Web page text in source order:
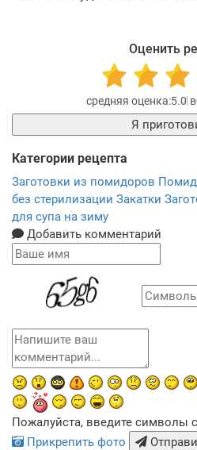
Оценить
5.0
Я
Категории рецепта
Заготовки из помидоров
без стерилизации Закатки
для супа на зиму
Добавить комментарий
Пожалуйста, введите символы
Прикрепить фото